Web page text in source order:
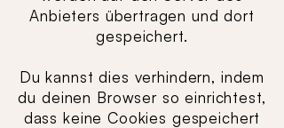
Anbieters übertragen und dort
gespeichert.
Du kannst dies verhindern, indem
du deinen Browser so einrichtest,
dass keine Cookies gespeichert